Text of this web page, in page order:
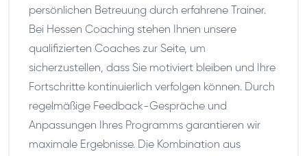
persönlichen Betreuung durch erfahrene Trainer.
Bei Hessen Coaching stehen Ihnen unsere
qualifizierten Coaches zur Seite, um
sicherzustellen, dass Sie motiviert bleiben und Ihre
Fortschritte kontinuierlich verfolgen können. Durch
regelmäßige Feedback-Gespräche und
Anpassungen Ihres Programms garantieren wir
maximale Ergebnisse. Die Kombination aus